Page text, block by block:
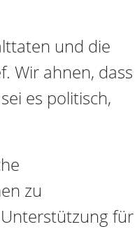
und die
Wir ahnen, dass
es politisch,
zu
für